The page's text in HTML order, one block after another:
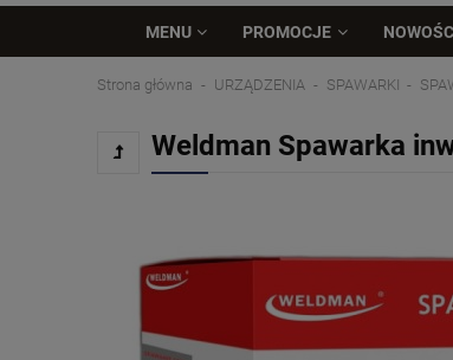
MENU PROMOCJE
Strona główna URZĄDZENIA SPAWARKI
Weldman Spawarka